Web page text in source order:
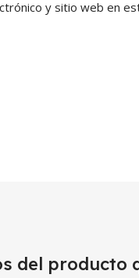
y sitio web en
del producto